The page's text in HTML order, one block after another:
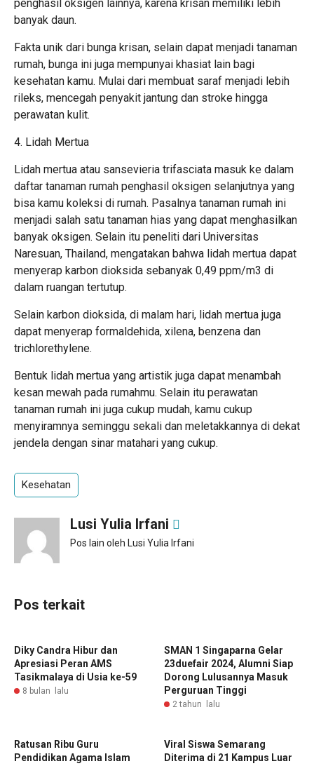
penghasil oksigen lainnya, karena krisan memiliki lebih
banyak daun.
Fakta unik dari bunga krisan, selain dapat menjadi tanaman
rumah, bunga ini juga mempunyai khasiat lain bagi
kesehatan kamu. Mulai dari membuat saraf menjadi lebih
rileks, mencegah penyakit jantung dan stroke hingga
perawatan kulit.
4. Lidah Mertua
Lidah mertua atau sansevieria trifasciata masuk ke dalam
daftar tanaman rumah penghasil oksigen selanjutnya yang
bisa kamu koleksi di rumah. Pasalnya tanaman rumah ini
menjadi salah satu tanaman hias yang dapat menghasilkan
banyak oksigen. Selain itu peneliti dari Universitas
Naresuan, Thailand, mengatakan bahwa lidah mertua dapat
menyerap karbon dioksida sebanyak 0,49 ppm/m3 di
dalam ruangan tertutup.
Selain karbon dioksida, di malam hari, lidah mertua juga
dapat menyerap formaldehida, xilena, benzena dan
trichlorethylene.
Bentuk lidah mertua yang artistik juga dapat menambah
kesan mewah pada rumahmu. Selain itu perawatan
tanaman rumah ini juga cukup mudah, kamu cukup
menyiramnya seminggu sekali dan meletakkannya di dekat
jendela dengan sinar matahari yang cukup.
Kesehatan
Lusi Yulia Irfani
Pos lain oleh Lusi Yulia Irfani
Pos terkait
Diky Candra Hibur dan
Apresiasi Peran AMS
Tasikmalaya di Usia ke-59
8 bulan lalu
SMAN 1 Singaparna Gelar
23duefair 2024, Alumni Siap
Dorong Lulusannya Masuk
Perguruan Tinggi
2 tahun lalu
Ratusan Ribu Guru
Pendidikan Agama Islam
Viral Siswa Semarang
Diterima di 21 Kampus Luar